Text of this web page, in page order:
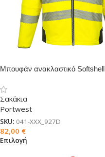
Μπουφάν ανακλαστικό Softshell
Σακάκια
Portwest
SKU: 041-XXX_927D
82,00 €
Επιλογή